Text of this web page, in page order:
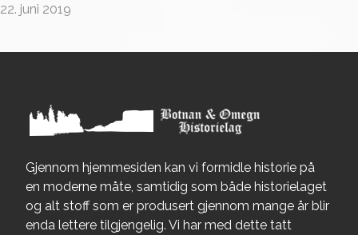
22. juni 2019
Gjennom hjemmesiden kan vi formidle historie på
en moderne måte, samtidig som både historielaget
og alt stoff som er produsert gjennom mange år blir
enda lettere tilgjengelig. Vi har med dette tatt